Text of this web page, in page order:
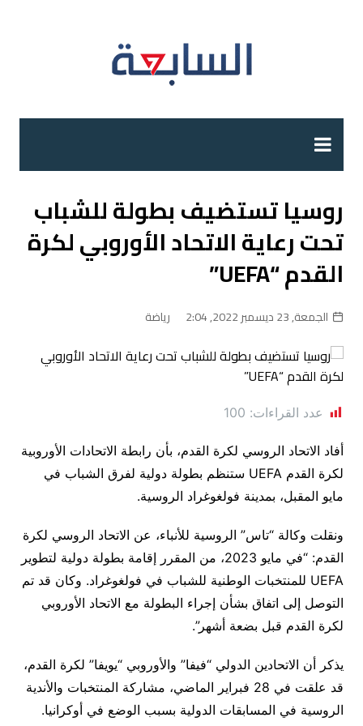
روسيا تستضيف بطولة للشباب
تحت رعاية الاتحاد الأوروبي لكرة
القدم “UEFA”
الجمعة, 23 ديسمبر 2022, 2:04 رياضة
عدد القراءات: 100
أفاد الاتحاد الروسي لكرة القدم، بأن رابطة الاتحادات الأوروبية
لكرة القدم UEFA ستنظم بطولة دولية لفرق الشباب في
مايو المقبل، بمدينة فولغوغراد الروسية.
ونقلت وكالة “تاس” الروسية للأنباء، عن الاتحاد الروسي لكرة
القدم: “في مايو 2023، من المقرر إقامة بطولة دولية لتطوير
UEFA للمنتخبات الوطنية للشباب في فولغوغراد. وكان قد تم
التوصل إلى اتفاق بشأن إجراء البطولة مع الاتحاد الأوروبي
لكرة القدم قبل بضعة أشهر”.
يذكر أن الاتحادين الدولي “فيفا” والأوروبي “يويفا” لكرة القدم،
قد علقت في 28 فبراير الماضي، مشاركة المنتخبات والأندية
الروسية في المسابقات الدولية بسبب الوضع في أوكرانيا.